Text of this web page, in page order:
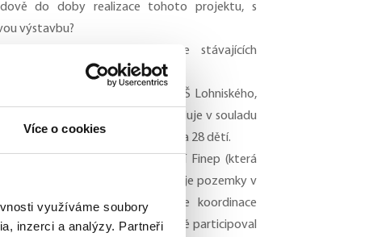
Více o cookies
využíváme soubory
inzerci a analýzy. Partneři
do doby realizace tohoto projektu, s
výstavbu?
je rozšiřování kapacit ve stávajících
mateřských škol (MŠ Lohniského,
pod FZŠ V Remízku) schvaluje v souladu
na maximální naplněnost tříd až na 28 dětí.
a jejich dodatků se společností Finep (která
Barrandov) radnice blokuje pozemky v
Barrandova. Součástí dohod je koordinace
výstavbou bytů investor finančně participoval